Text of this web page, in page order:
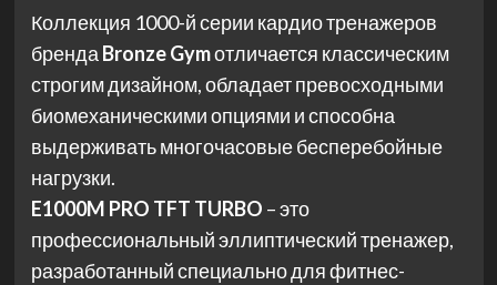
Коллекция 1000-й серии кардио тренажеров
бренда Bronze Gymотличается классическим
строгим дизайном, обладает превосходными
биомеханическими опциями и способна
выдерживать многочасовые бесперебойные
нагрузки.
E1000M PRO TFT TURBO – это
профессиональный эллиптический тренажер,
разработанный специально для фитнес-